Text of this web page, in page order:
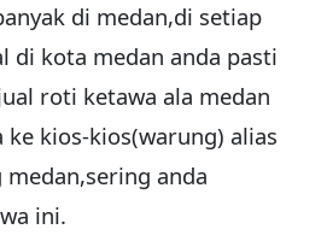
di medan,di setiap
di kota medan anda pasti
roti ketawa ala medan
ke kios-kios(warung) alias
anda
ini.